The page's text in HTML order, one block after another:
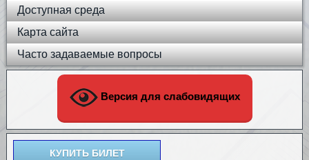
Доступная среда
Карта сайта
Часто задаваемые вопросы
Версия для слабовидящих
КУПИТЬ БИЛЕТ